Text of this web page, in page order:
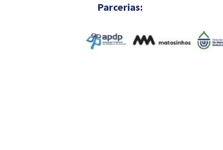
Parcerias: